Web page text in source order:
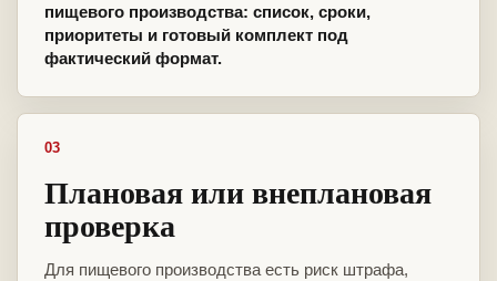
пищевого производства: список, сроки,
приоритеты и готовый комплект под
фактический формат.
03
Плановая или внеплановая
проверка
Для пищевого производства есть риск штрафа,